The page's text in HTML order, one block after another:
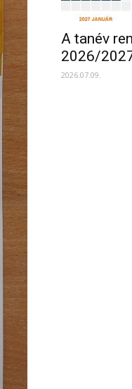
A tanév
2026/
2026.07.09.